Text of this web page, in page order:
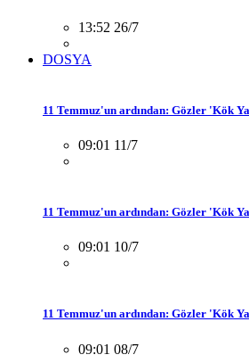
13:52 26/7
DOSYA
11 Temmuz'un ardından: Gözler 'Kök
09:01 11/7
11 Temmuz'un ardından: Gözler 'Kök
09:01 10/7
11 Temmuz'un ardından: Gözler 'Kök
09:01 08/7